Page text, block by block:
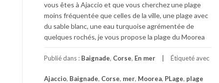
vous êtes à Ajaccio et que vous cherchez une plage
moins fréquentée que celles de la ville, une plage avec
du sable blanc, une eau turquoise agrémentée de
quelques rochés, je vous propose la plage du Moorea
Publié dans : Baignade, Corse, En mer Étiqueté avec
Ajaccio, Baignade, Corse, mer, Moorea, PLage, plage